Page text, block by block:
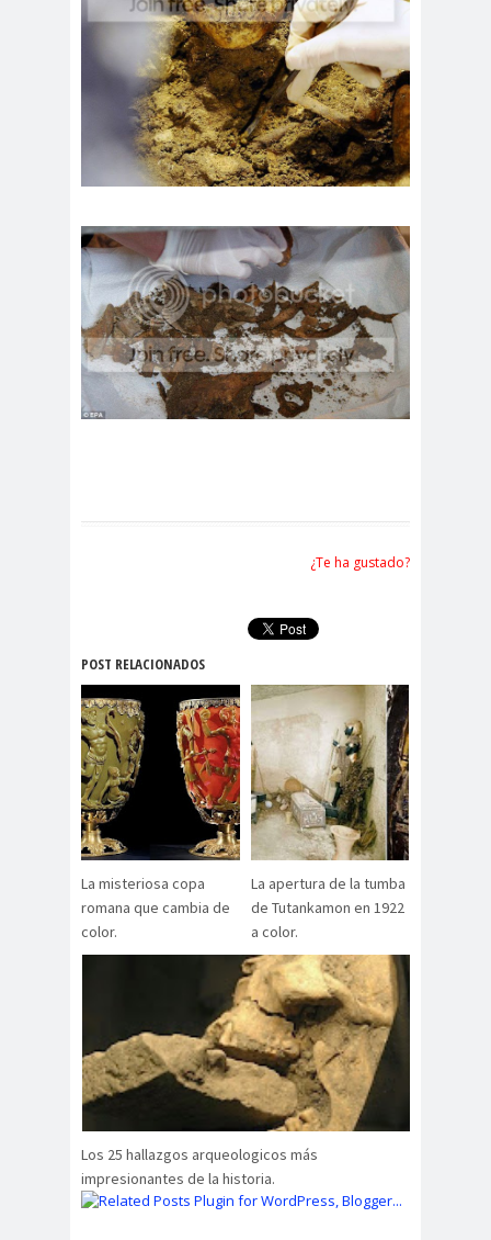
¿Te ha gustado?
POST RELACIONADOS
La misteriosa copa
romana que cambia de
color.
La apertura de la tumba
de Tutankamon en 1922
a color.
Los 25 hallazgos arqueologicos más
impresionantes de la historia.